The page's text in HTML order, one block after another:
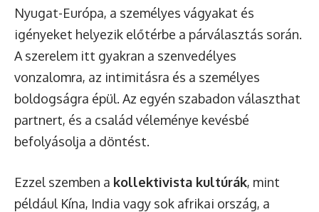
Nyugat-Európa, a személyes vágyakat és
igényeket helyezik előtérbe a párválasztás során.
A szerelem itt gyakran a szenvedélyes
vonzalomra, az intimitásra és a személyes
boldogságra épül. Az egyén szabadon választhat
partnert, és a család véleménye kevésbé
befolyásolja a döntést.
Ezzel szemben a kollektivista kultúrák, mint
például Kína, India vagy sok afrikai ország, a